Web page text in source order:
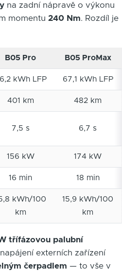
na zadní nápravě o výkonu
momentu 240 Nm. Rozdíl je
B05 Pro B05 ProMax
kWh LFP 67,1 kWh LFP
401 km 482 km
7,5 s 6,7 s
156 kW 174 kW
16 min 18 min
kWh/100
km
15,9 kWh/100
km
třífázovou palubní
externích zařízení
čerpadlem — to vše v